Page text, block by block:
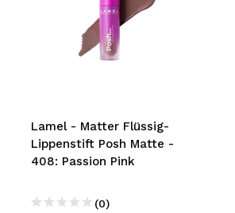
Lamel - Matter Flüssig-
Lippenstift Posh Matte -
408: Passion Pink
(0)